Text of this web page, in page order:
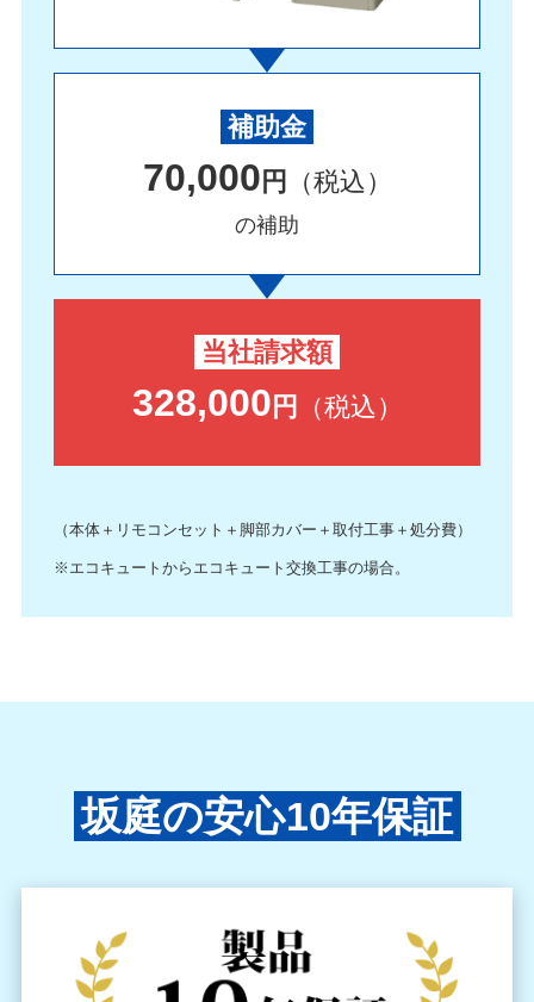
補助金
70,000 円 （税込）
の補助
当社請求額
328,000 円 （税込）
（本体＋リモコンセット＋脚部カバー＋取付工事＋処分費）
※エコキュートからエコキュート交換工事の場合。
坂庭の安心10年保証